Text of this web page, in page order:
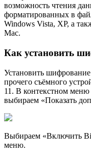
возможность чтения
форматированных в
Windows Vista, XP, а
Mac.
Как установить
Установить
прочего съёмного
11. В контекстном меню
выбираем «Показать
Выбираем «Включить
меню.